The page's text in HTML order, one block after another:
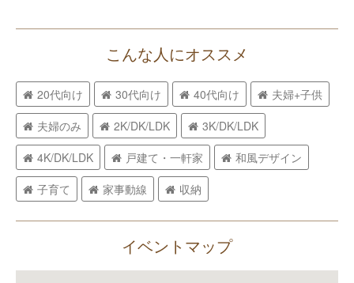
こんな人にオススメ
20代向け 30代向け 40代向け
夫婦+子供
夫婦のみ
2K/DK/LDK
3K/DK/LDK
4K/DK/LDK
戸建て・一軒家
和風デザイン
子育て
家事動線 収納
イベントマップ